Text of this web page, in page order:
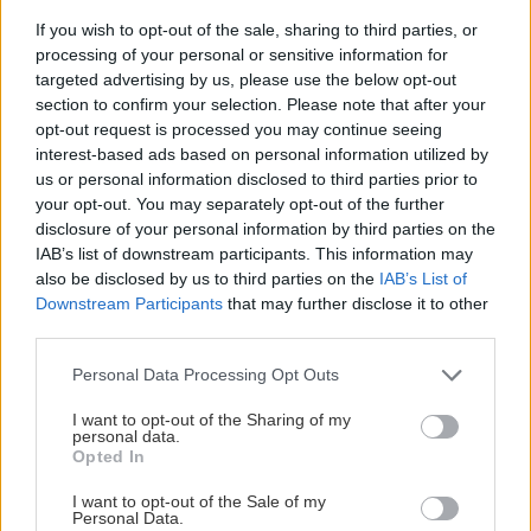
If you wish to opt-out of the sale, sharing to third parties, or
processing of your personal or sensitive information for
targeted advertising by us, please use the below opt-out
section to confirm your selection. Please note that after your
opt-out request is processed you may continue seeing
interest-based ads based on personal information utilized by
us or personal information disclosed to third parties prior to
your opt-out. You may separately opt-out of the further
disclosure of your personal information by third parties on the
IAB’s list of downstream participants. This information may
also be disclosed by us to third parties on the IAB’s List of
Downstream Participants that may further disclose it to other
Please note that this website/app uses one or more Google
not limited to your visit or usage behaviour. You may click to
grant or deny consent to Google and its third-party tags to
use your data for below specified purposes in below Google
consent section.
Personal Data Processing Opt Outs
I want to opt-out of the Sharing of my
personal data.
Opted In
I want to opt-out of the Sale of my
Personal Data.
spojov.
Plochy pripravené na maľovanie musia byť
hladké, a preto sa odporúča spoje prebrúsiť. V
miestach, kde majú byť keramické obkladačky,
stačí zatmeliť škáry bez prebrúsenia. Pred
konečnou povrchovou úpravou treba
pripravený podklad ešte penetrovať (náter
akrylátovou disperziou), a miesta
odporúča ochrániť náterovou hydroizoláciou.
Nakoniec sa steny vymaľujú alebo obložia
keramickými obkladačkami.